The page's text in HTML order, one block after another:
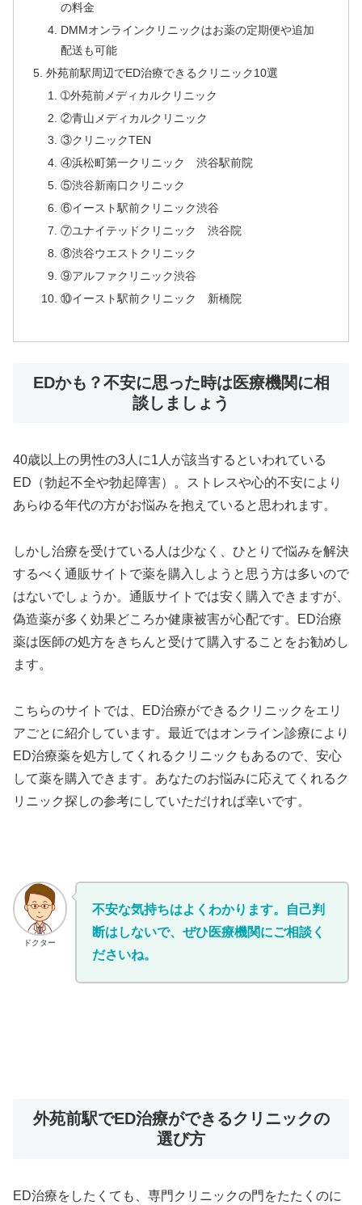
の料金
DMMオンラインクリニックはお薬の定期便や追加
配送も可能
外苑前駅周辺でED治療できるクリニック10選
➀外苑前メディカルクリニック
②青山メディカルクリニック
③クリニックTEN
④浜松町第一クリニック 渋谷駅前院
⑤渋谷新南口クリニック
⑥イースト駅前クリニック渋谷
⑦ユナイテッドクリニック 渋谷院
⑧渋谷ウエストクリニック
⑨アルファクリニック渋谷
⑩イースト駅前クリニック 新橋院
EDかも？不安に思った時は医療機関に相
談しましょう
40歳以上の男性の3人に1人が該当するといわれている
ED（勃起不全や勃起障害）。ストレスや心的不安により
あらゆる年代の方がお悩みを抱えていると思われます。
しかし治療を受けている人は少なく、ひとりで悩みを解決
するべく通販サイトで薬を購入しようと思う方は多いので
はないでしょうか。通販サイトでは安く購入できますが、
偽造薬が多く効果どころか健康被害が心配です。ED治療
薬は医師の処方をきちんと受けて購入することをお勧めし
ます。
こちらのサイトでは、ED治療ができるクリニックをエリ
アごとに紹介しています。最近ではオンライン診療により
ED治療薬を処方してくれるクリニックもあるので、安心
して薬を購入できます。あなたのお悩みに応えてくれるク
リニック探しの参考にしていただければ幸いです。
ドクター
不安な気持ちはよくわかります。自己判
断はしないで、ぜひ医療機関にご相談く
ださいね。
外苑前駅でED治療ができるクリニックの
選び方
ED治療をしたくても、専門クリニックの門をたたくのに